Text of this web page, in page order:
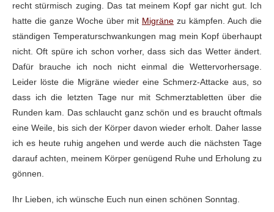
recht stürmisch zuging. Das tat meinem Kopf gar nicht gut. Ich
hatte die ganze Woche über mit Migräne zu kämpfen. Auch die
ständigen Temperaturschwankungen mag mein Kopf überhaupt
nicht. Oft spüre ich schon vorher, dass sich das Wetter ändert.
Dafür brauche ich noch nicht einmal die Wettervorhersage.
Leider löste die Migräne wieder eine Schmerz-Attacke aus, so
dass ich die letzten Tage nur mit Schmerztabletten über die
Runden kam. Das schlaucht ganz schön und es braucht oftmals
eine Weile, bis sich der Körper davon wieder erholt. Daher lasse
ich es heute ruhig angehen und werde auch die nächsten Tage
darauf achten, meinem Körper genügend Ruhe und Erholung zu
gönnen.
Ihr Lieben, ich wünsche Euch nun einen schönen Sonntag.